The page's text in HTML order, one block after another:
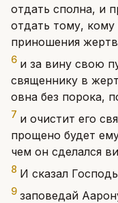
отдать сполна, и
отдать тому,
приношения
6 и за вину свою
священнику в
овна без порока,
7 и очистит его
прощено будет
чем он сделался
8 И сказал
9 заповедай